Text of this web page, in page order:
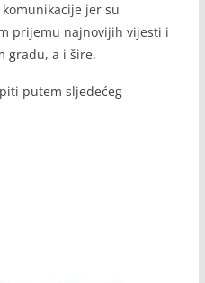
jer su
prijemu najnovijih vijesti i
gradu, a i šire.
putem sljedećeg